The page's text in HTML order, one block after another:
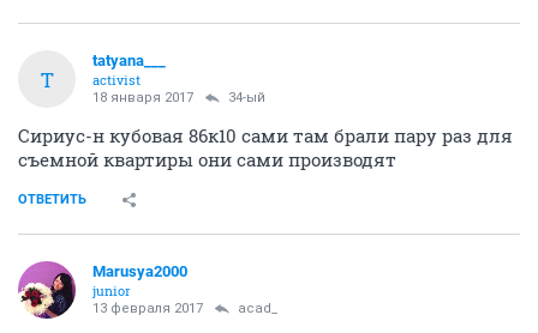
T
tatyana___
activist
18 января 2017 34-ый
Сириус-н кубовая 86к10 сами там брали пару раз для
съемной квартиры они сами производят
ОТВЕТИТЬ
Marusya2000
junior
13 февраля 2017 acad_